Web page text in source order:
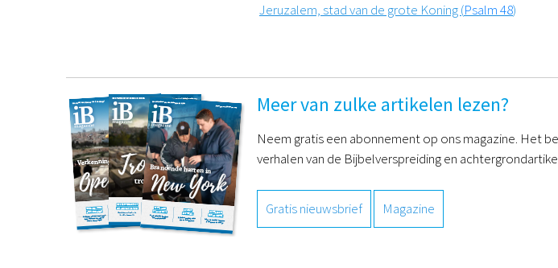
Jeruzalem, stad van de grote Koning (Psalm 48)
Meer van zulke artikelen lezen?
Neem gratis een abonnement op ons magazine. Het
verhalen van de Bijbelverspreiding en
Gratis nieuwsbrief Magazine